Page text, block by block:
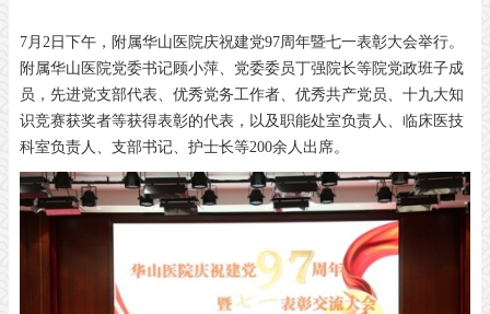
7月2日下午，附属华山医院庆祝建党97周年暨七一表彰大会举行。
附属华山医院党委书记顾小萍、党委委员丁强院长等院党政班子成
员，先进党支部代表、优秀党务工作者、优秀共产党员、十九大知
识竞赛获奖者等获得表彰的代表，以及职能处室负责人、临床医技
科室负责人、支部书记、护士长等200余人出席。